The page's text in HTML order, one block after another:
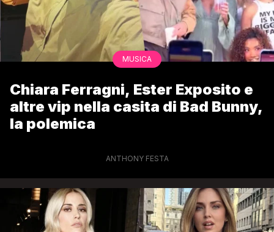
MUSICA
Chiara Ferragni, Ester Exposito e
altre vip nella casita di Bad Bunny,
la polemica
ANTHONY FESTA